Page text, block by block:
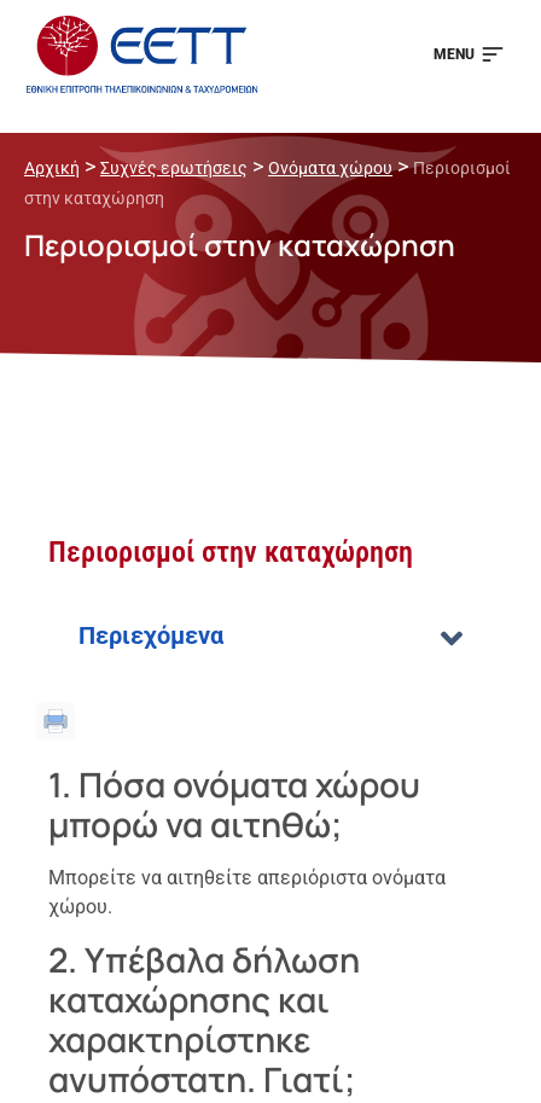
MENU
Αρχική > Συχνές ερωτήσεις > Ονόματα χώρου>Περιορισμοί
στην καταχώρηση
Περιορισμοί στην καταχώρηση
Περιορισμοί στην καταχώρηση
Περιεχόμενα
1. Πόσα ονόματα χώρου
μπορώ να αιτηθώ;
Μπορείτε να αιτηθείτε απεριόριστα ονόματα
χώρου.
2. Υπέβαλα δήλωση
καταχώρησης και
χαρακτηρίστηκε
ανυπόστατη. Γιατί;